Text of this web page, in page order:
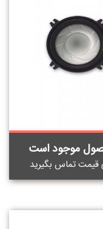
موجود است
قيمت تماس بگيريد